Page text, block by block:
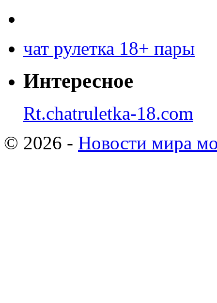
чат рулетка 18+ пары
Интересное
Rt.chatruletka-18.com
© 2026 - Новости мира